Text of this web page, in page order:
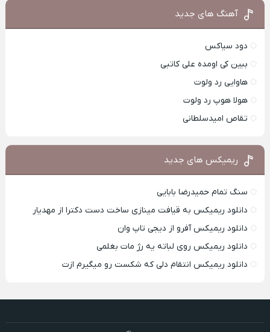
آهنگ های جدید
دود سیاکس
ببین کی اومده علی کاتبی
هاوایی رد ولوت
هولا هوپ رد ولوت
تقاص امیدسلطانی
ریمیکس های جدید
سنگ تمام حمیدرضا بابایی
دانلود ریمیکس به قیافت مینازی ساخت دست دکترا از مهدیار
دانلود ریمیکس آفرو از ديجی تاپ وان
دانلود ریمیکس روی لباته یه رژ مات بغلمی
دانلود ریمیکس انتقام دلی که شکست رو میگیرم ازت